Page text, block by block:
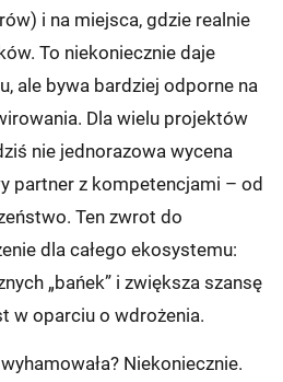
i na miejsca, gdzie realnie
To niekoniecznie daje
ale bywa bardziej odporne na
Dla wielu projektów
nie jednorazowa wycena
partner z kompetencjami – od
Ten zwrot do
dla całego ekosystemu:
„bańek” i zwiększa szansę
w oparciu o wdrożenia.
Niekoniecznie.